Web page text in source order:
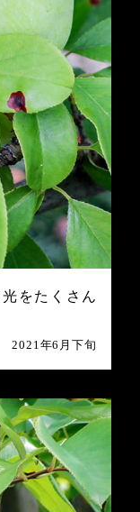
をたくさん
2021年6月下旬